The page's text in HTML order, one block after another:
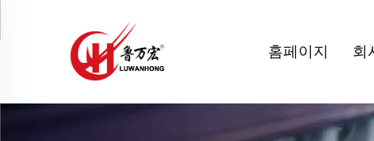
홈페이지 회